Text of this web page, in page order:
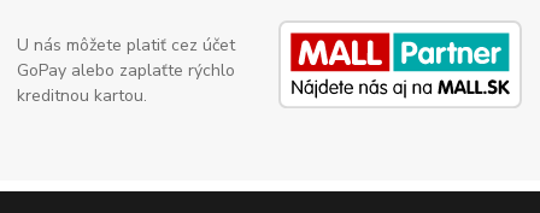
U nás môžete platiť cez účet
GoPay alebo zaplaťte rýchlo
kreditnou kartou.